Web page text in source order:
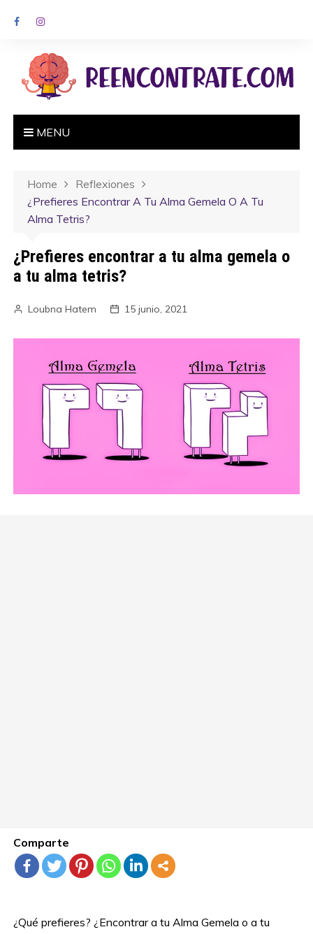
MENU
Home
Reflexiones
¿Prefieres Encontrar A Tu Alma Gemela O A Tu
Alma Tetris?
¿Prefieres encontrar a tu alma gemela o
a tu alma tetris?
Loubna Hatem 15 junio, 2021
Comparte
¿Qué prefieres? ¿Encontrar a tu Alma Gemela o a tu